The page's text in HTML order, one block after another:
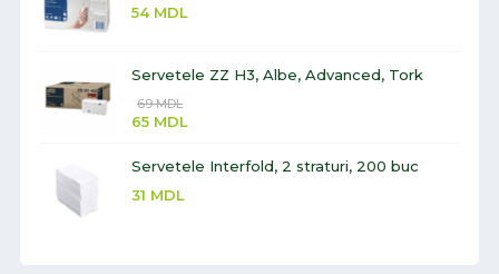
54 MDL
Servetele ZZ H3, Albe, Advanced, Tork
69MDL
65 MDL
Servetele Interfold, 2 straturi, 200 buc
31 MDL